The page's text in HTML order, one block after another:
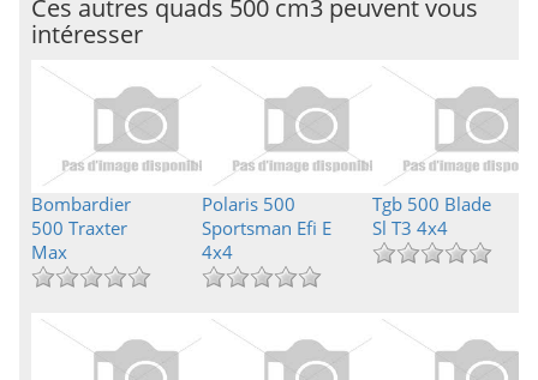
Ces autres quads 500 cm3 peuvent vous
intéresser
Bombardier
500 Traxter
Max
Polaris 500
Sportsman Efi E
4x4
Tgb 500 Blade
Sl T3 4x4